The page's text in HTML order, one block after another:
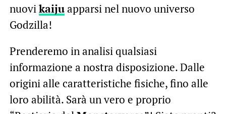
nuovikaijuapparsi nel nuovo universo
Godzilla!
Prenderemo in analisi qualsiasi
informazione a nostra disposizione. Dalle
origini alle caratteristiche fisiche, fino alle
loro abilità. Sarà un vero e proprio